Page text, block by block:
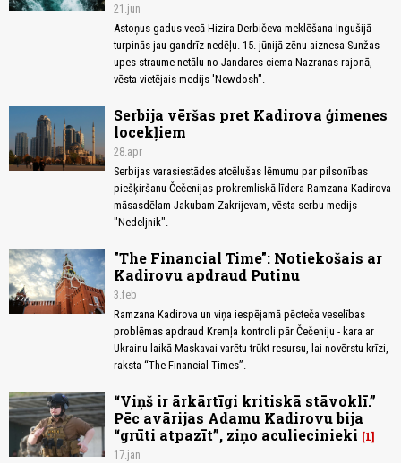
21.jun
Astoņus gadus vecā Hizira Derbičeva meklēšana Ingušijā
turpinās jau gandrīz nedēļu. 15. jūnijā zēnu aiznesa Sunžas
upes straume netālu no Jandares ciema Nazranas rajonā,
vēsta vietējais medijs 'Newdosh".
Serbija vēršas pret Kadirova ģimenes
locekļiem
28.apr
Serbijas varasiestādes atcēlušas lēmumu par pilsonības
piešķiršanu Čečenijas prokremliskā līdera Ramzana Kadirova
māsasdēlam Jakubam Zakrijevam, vēsta serbu medijs
"Nedeljnik".
"The Financial Time": Notiekošais ar
Kadirovu apdraud Putinu
3.feb
Ramzana Kadirova un viņa iespējamā pēcteča veselības
problēmas apdraud Kremļa kontroli pār Čečeniju - kara ar
Ukrainu laikā Maskavai varētu trūkt resursu, lai novērstu krīzi,
raksta “The Financial Times”.
“Viņš ir ārkārtīgi kritiskā stāvoklī.”
Pēc avārijas Adamu Kadirovu bija
“grūti atpazīt”, ziņo aculiecinieki
1
17.jan